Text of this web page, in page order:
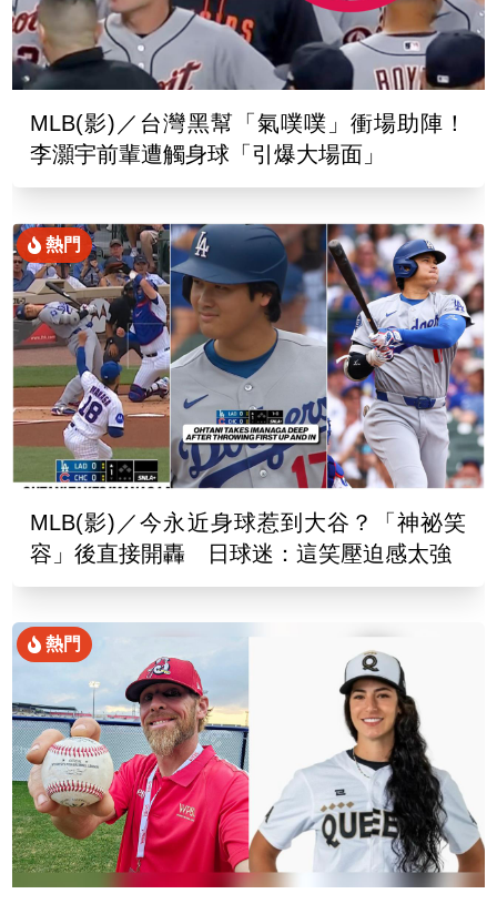
MLB(影)／台灣黑幫「氣噗噗」衝場助陣！
李灝宇前輩遭觸身球「引爆大場面」
熱門
MLB(影)／今永近身球惹到大谷？「神祕笑
容」後直接開轟 日球迷：這笑壓迫感太強
熱門